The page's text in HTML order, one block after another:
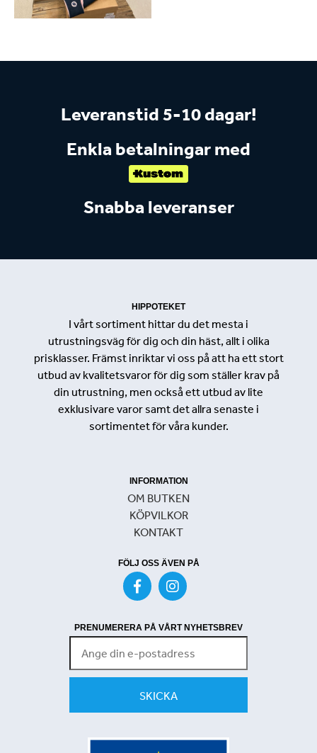
Leveranstid 5-10 dagar!
Enkla betalningar med
Snabba leveranser
HIPPOTEKET
I vårt sortiment hittar du det mesta i
utrustningsväg för dig och din häst, allt i olika
prisklasser. Främst inriktar vi oss på att ha ett stort
utbud av kvalitetsvaror för dig som ställer krav på
din utrustning, men också ett utbud av lite
exklusivare varor samt det allra senaste i
sortimentet för våra kunder.
INFORMATION
OM BUTKEN
KÖPVILKOR
KONTAKT
FÖLJ OSS ÄVEN PÅ
PRENUMERERA PÅ VÅRT NYHETSBREV